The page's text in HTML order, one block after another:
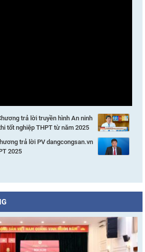
trả lời truyền hình An ninh
tốt nghiệp THPT từ năm 2025
trả lời PV dangcongsan.vn
2025